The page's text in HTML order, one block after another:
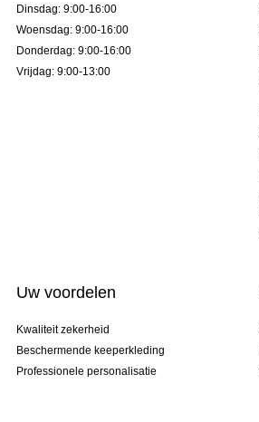
Dinsdag: 9:00-16:00
Woensdag: 9:00-16:00
Donderdag: 9:00-16:00
Vrijdag: 9:00-13:00
Uw voordelen
Kwaliteit zekerheid
Beschermende keeperkleding
Professionele personalisatie